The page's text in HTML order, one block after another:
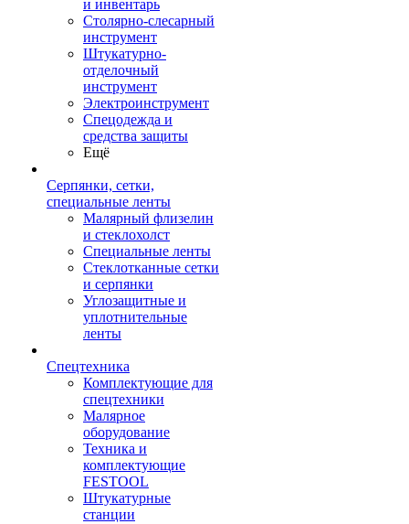
и инвентарь
Столярно-слесарный
инструмент
Штукатурно-
отделочный
инструмент
Электроинструмент
Спецодежда и
средства защиты
Ещё
Серпянки, сетки,
специальные ленты
Малярный флизелин
и стеклохолст
Специальные ленты
Стеклотканные сетки
и серпянки
Углозащитные и
уплотнительные
ленты
Спецтехника
Комплектующие для
спецтехники
Малярное
оборудование
Техника и
комплектующие
FESTOOL
Штукатурные
станции